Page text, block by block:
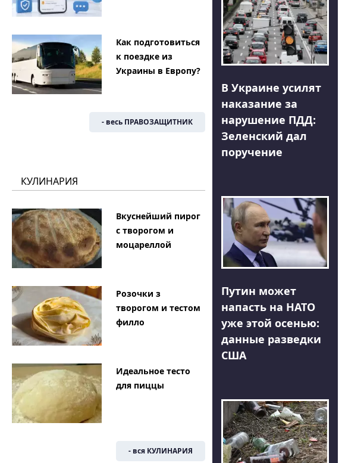
Как подготовиться
к поездке из
Украины в Европу?
- весь ПРАВОЗАЩИТНИК
КУЛИНАРИЯ
Вкуснейший пирог
с творогом и
моцареллой
Розочки з
творогом и тестом
филло
Идеальное тесто
для пиццы
- вся КУЛИНАРИЯ
В Украине усилят
наказание за
нарушение ПДД:
Зеленский дал
поручение
Путин может
напасть на НАТО
уже этой осенью:
данные разведки
США